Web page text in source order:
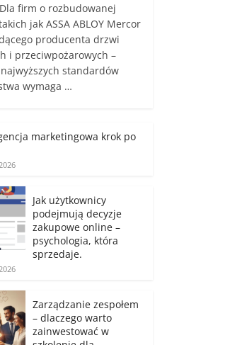
firm o rozbudowanej
jak ASSA ABLOY Mercor
producenta drzwi
i przeciwpożarowych –
standardów
wymaga …
marketingowa krok po
Jak użytkownicy
podejmują decyzje
zakupowe online –
psychologia, która
sprzedaje.
Zarządzanie zespołem
– dlaczego warto
zainwestować w